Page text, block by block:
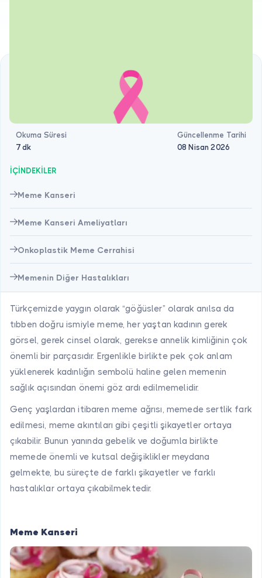
Okuma Süresi
7 dk
Güncellenme Tarihi
08 Nisan 2026
İÇİNDEKİLER
Meme Kanseri
Meme Kanseri Ameliyatları
Onkoplastik Meme Cerrahisi
Memenin Diğer Hastalıkları
Türkçemizde yaygın olarak “göğüsler” olarak anılsa da
tıbben doğru ismiyle meme, her yaştan kadının gerek
görsel, gerek cinsel olarak, gerekse annelik kimliğinin çok
önemli bir parçasıdır. Ergenlikle birlikte pek çok anlam
yüklenerek kadınlığın sembolü haline gelen memenin
sağlık açısından önemi göz ardı edilmemelidir.
Genç yaşlardan itibaren meme ağrısı, memede sertlik fark
edilmesi, meme akıntıları gibi çeşitli şikayetler ortaya
çıkabilir. Bunun yanında gebelik ve doğumla birlikte
memede önemli ve kutsal değişiklikler meydana
gelmekte, bu süreçte de farklı şikayetler ve farklı
hastalıklar ortaya çıkabilmektedir.
Meme Kanseri